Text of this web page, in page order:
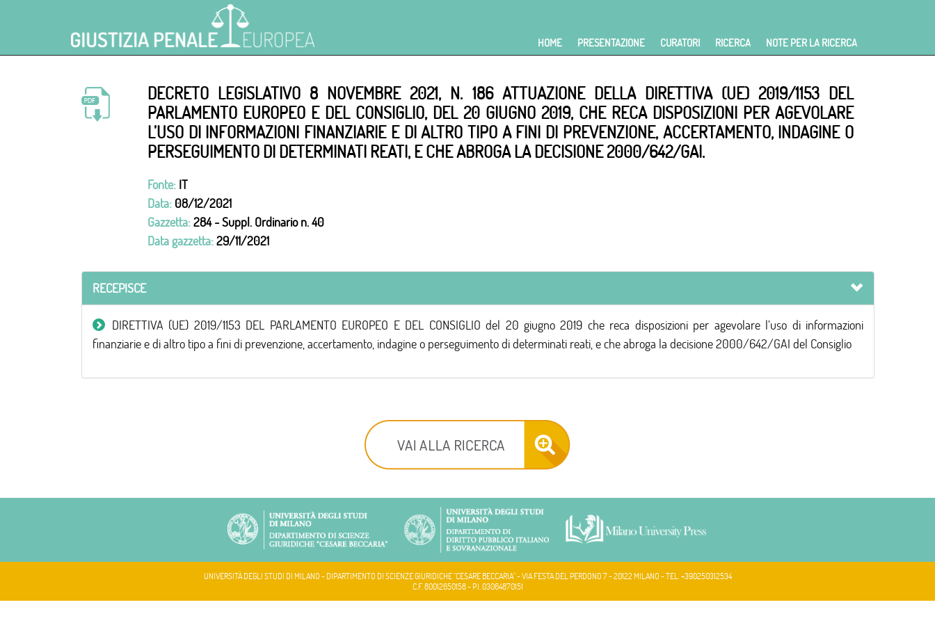
HOME PRESENTAZIONE CURATORI RICERCA NOTE PER LA RICERCA
DECRETO LEGISLATIVO 8 NOVEMBRE 2021, N. 186 ATTUAZIONE DELLA DIRETTIVA (UE) 2019/1153 DEL
PARLAMENTO EUROPEO E DEL CONSIGLIO, DEL 20 GIUGNO 2019, CHE RECA DISPOSIZIONI PER AGEVOLARE
L’USO DI INFORMAZIONI FINANZIARIE E DI ALTRO TIPO A FINI DI PREVENZIONE, ACCERTAMENTO, INDAGINE O
PERSEGUIMENTO DI DETERMINATI REATI, E CHE ABROGA LA DECISIONE 2000/642/GAI.
Fonte: IT
Data: 08/12/2021
Gazzetta:284 - Suppl. Ordinario n. 40
Data gazzetta:29/11/2021
RECEPISCE
DIRETTIVA (UE) 2019/1153 DEL PARLAMENTO EUROPEO E DEL CONSIGLIO del 20 giugno 2019 che reca disposizioni per agevolare l’uso di informazioni
finanziarie e di altro tipo a fini di prevenzione, accertamento, indagine o perseguimento di determinati reati, e che abroga la decisione 2000/642/GAI del Consiglio
UNIVERSITÀ DEGLI STUDI DI MILANO - DIPARTIMENTO DI SCIENZE GIURIDICHE "CESARE BECCARIA" - VIA FESTA DEL PERDONO 7 - 20122 MILANO - TEL. +390250312534
C.F. 80012650158 - P.I. 03064870151